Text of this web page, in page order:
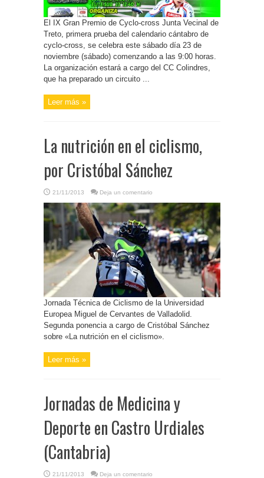
El IX Gran Premio de Cyclo-cross Junta Vecinal de
Treto, primera prueba del calendario cántabro de
cyclo-cross, se celebra este sábado día 23 de
noviembre (sábado) comenzando a las 9:00 horas.
La organización estará a cargo del CC Colindres,
que ha preparado un circuito ...
Leer más »
La nutrición en el ciclismo,
por Cristóbal Sánchez
21/11/2013 Deja un comentario
Jornada Técnica de Ciclismo de la Universidad
Europea Miguel de Cervantes de Valladolid.
Segunda ponencia a cargo de Cristóbal Sánchez
sobre «La nutrición en el ciclismo».
Leer más »
Jornadas de Medicina y
Deporte en Castro Urdiales
(Cantabria)
21/11/2013 Deja un comentario